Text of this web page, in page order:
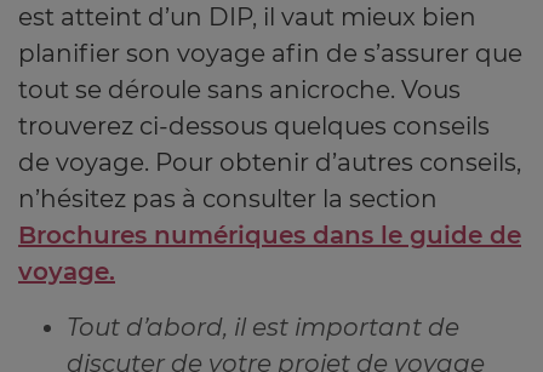
est atteint d’un DIP, il vaut mieux bien
planifier son voyage afin de s’assurer que
tout se déroule sans anicroche. Vous
trouverez ci-dessous quelques conseils
de voyage. Pour obtenir d’autres conseils,
n’hésitez pas à consulter la section
Brochures numériques dans le guide de
voyage.
Tout d’abord, il est important de
discuter de votre projet de voyage